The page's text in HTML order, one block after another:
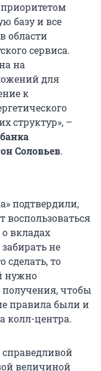
базу и все
области
сервиса.
на
для
к
структур», –
Соловьев.
подтвердили,
вкладах
не
сделать, то
нужно
получения, чтобы
правила были и
колл-центра.
величиной